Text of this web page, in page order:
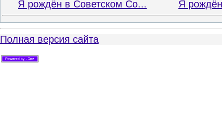
Я рождён в Советском Со... Я
Полная версия сайта